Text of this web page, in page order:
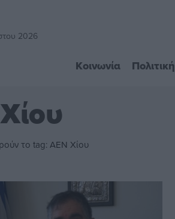
2026
Κοινωνία Πολιτική
το tag: ΑΕΝ Χίου